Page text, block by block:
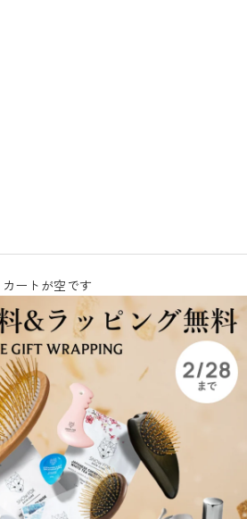
カートが空です